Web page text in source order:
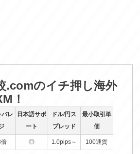
.comのイチ押し海外
！
バレ
日本語サポ
ート
ドル/円ス
プレッド
最小取引単
価
◎ 1.0pips～ 100通貨